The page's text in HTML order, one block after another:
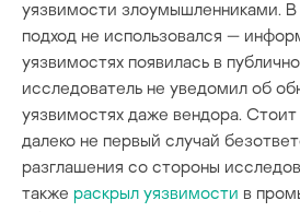
уязвимости злоумышленниками.
подход не использовался —
уязвимостях появилась в
исследователь не уведомил об
уязвимостях даже вендора.
далеко не первый случай
разглашения со стороны
также раскрыл уязвимости в